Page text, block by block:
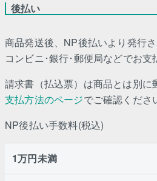
後払い
商品発送後、NP後払いより発行
コンビニ･銀行･郵便局などでお支
請求書（払込票）は商品とは別に
支払方法のページでご確認くださ
NP後払い手数料(税込)
1万円未満